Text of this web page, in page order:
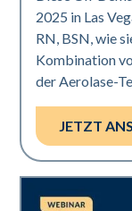
2025 in Las
RN, BSN, wie
Kombination
der Aerolase-
JETZT